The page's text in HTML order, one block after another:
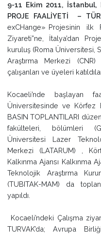
9-11 Ekim 2011,
PROJE FAALİYETİ –
exCHange» Projesinin ilk
Ziyareti”ne, İtalya’dan
kuruluş (Roma Üniversitesi,
Araştırma Merkezi
çalışanları ve üyeleri
Kocaeli’nde başlayan
Üniversitesinde ve Körfez
BASIN TOPLANTILARI
fakülteleri, bölümleri
Üniversitesi Lazer
Merkezi (LATARUM) ,
Kalkınma Ajansı Kalkınma
Teknolojik Araştırma
(TUBITAK-MAM) da
yapıldı.
Kocaeli’ndeki Çalışma
TURVAK’da; Avrupa